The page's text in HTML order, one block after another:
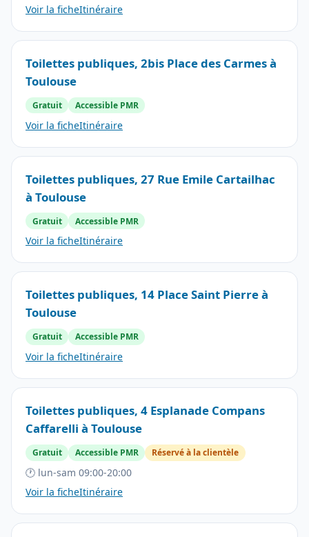
Voir la ficheItinéraire
Toilettes publiques, 2bis Place des Carmes à
Toulouse
Gratuit Accessible PMR
Voir la ficheItinéraire
Toilettes publiques, 27 Rue Emile Cartailhac
à Toulouse
Gratuit Accessible PMR
Voir la ficheItinéraire
Toilettes publiques, 14 Place Saint Pierre à
Toulouse
Gratuit Accessible PMR
Voir la ficheItinéraire
Toilettes publiques, 4 Esplanade Compans
Caffarelli à Toulouse
Gratuit Accessible PMR Réservé à la clientèle
🕐 lun-sam 09:00-20:00
Voir la ficheItinéraire